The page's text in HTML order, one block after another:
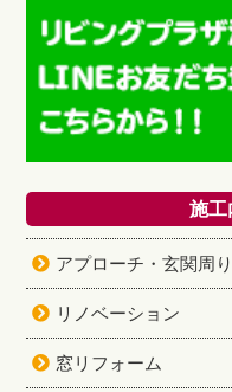
施工
アプローチ・玄関周り
リノベーション
窓リフォーム